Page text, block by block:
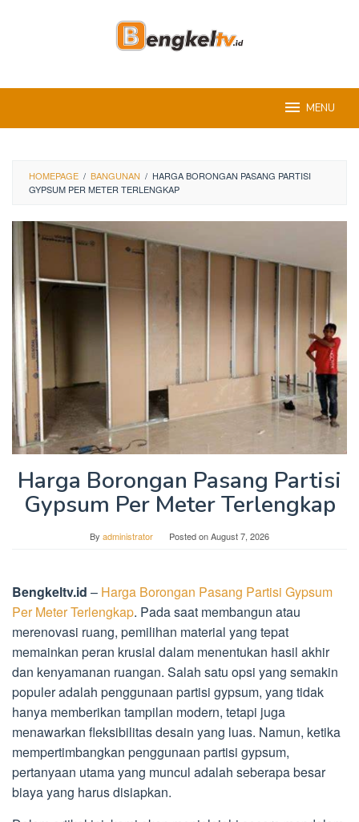
MENU
HOMEPAGE / BANGUNAN / HARGA BORONGAN PASANG PARTISI
GYPSUM PER METER TERLENGKAP
Harga Borongan Pasang Partisi
Gypsum Per Meter Terlengkap
By administrator Posted onAugust 7, 2026
Bengkeltv.id – Harga Borongan Pasang Partisi Gypsum
Per Meter Terlengkap. Pada saat membangun atau
merenovasi ruang, pemilihan material yang tepat
memainkan peran krusial dalam menentukan hasil akhir
dan kenyamanan ruangan. Salah satu opsi yang semakin
populer adalah penggunaan partisi gypsum, yang tidak
hanya memberikan tampilan modern, tetapi juga
menawarkan fleksibilitas desain yang luas. Namun, ketika
mempertimbangkan penggunaan partisi gypsum,
pertanyaan utama yang muncul adalah seberapa besar
biaya yang harus disiapkan.